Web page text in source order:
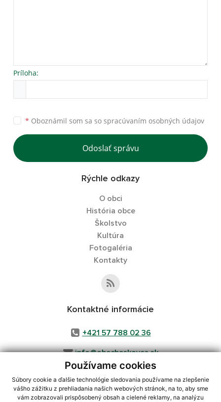
Používame cookies
Súbory cookie a ďalšie technológie sledovania používame na zlepšenie
vášho zážitku z prehliadania našich webových stránok, na to, aby sme
vám zobrazovali prispôsobený obsah a cielené reklamy, na analýzu
Príloha:
* Oboznámil som sa so spracúvaním osobných údajov
Odoslať správu
Rýchle odkazy
O obci
História obce
Školstvo
Kultúra
Fotogaléria
Kontakty
Kontaktné informácie
+421 57 788 02 36
info@obecbaskovce.sk
využite možnosť získavania aktuálnych informácií s využitím RSS